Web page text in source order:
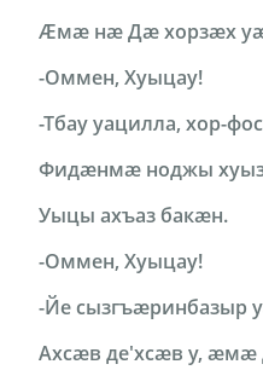
Ӕмæ нӕ Дӕ хорзӕх
-Оммен, Хуыцау!
-Тбау уацилла, хор-
Фидӕнмæ ноджы
Уыцы ахъаз бакæн.
-Оммен, Хуыцау!
-Йе сызгъæринбазыр
Ахсӕв де'хсæв у, æмæ